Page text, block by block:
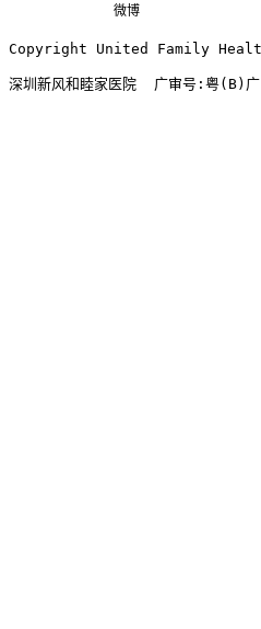
微博
Copyright United Family
深圳新风和睦家医院  广审号:粤(B)